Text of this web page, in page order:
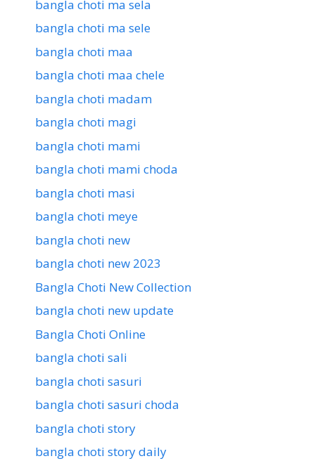
bangla choti ma sela
bangla choti ma sele
bangla choti maa
bangla choti maa chele
bangla choti madam
bangla choti magi
bangla choti mami
bangla choti mami choda
bangla choti masi
bangla choti meye
bangla choti new
bangla choti new 2023
Bangla Choti New Collection
bangla choti new update
Bangla Choti Online
bangla choti sali
bangla choti sasuri
bangla choti sasuri choda
bangla choti story
bangla choti story daily